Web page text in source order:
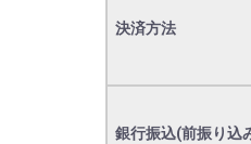
決済方法
銀行振込(前振り込